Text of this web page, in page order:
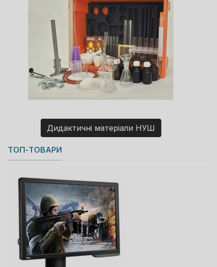
Дидактичні матеріали НУШ
Copyright MAXXmarketing GmbH
JoomShopping Download & Support
ТОП-ТОВАРИ